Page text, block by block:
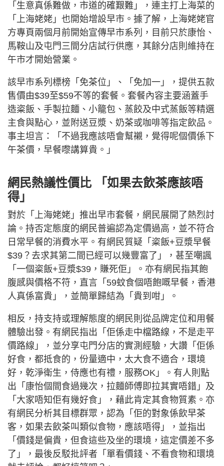
「生意真係難做，市道的確艱難」，連主打上海菜的
「上海姥姥」也開始增設早市。據了解，上海姥姥官
方專頁兩個月前開始宣傳早市系列，目前只於康怡、
馬鞍山及屯門三間分店試行供應，其餘分店則維持在
午市才開始營業。
該早市系列標榜「免茶位」、「免加一」，提供五款
售價由$39至$59不等的套餐。套餐內容主要涵蓋手
造粢飯、手製拉麵、小籠包、蒸餃及中式蒸飯等精選
主食與點心，並附送豆漿、奶茶或咖啡等指定飲品。
事主坦言：「不過我應該唔會幫襯，覺得呢個價係下
午茶價，早餐嚟講算貴。」
網民熱議性價比 「如果去飲茶應該唔
得」
對於「上海姥姥」推出早市套餐，網民展開了熱烈討
論。持否定態度的網民普遍認為定價過高，並不符合
日常早餐的消費水平。有網民質疑「粢飯+豆漿早餐
$39？去求其第二間已經可以幾豐富了」，甚至嘲諷
「一個粢飯+豆漿$39，賺死佢」。亦有網民指其飽
腹感與價格不符，直言「59蚊食個唔飽嘅早餐，香港
人真係富貴」，並簡單歸結為「貴到咁」。
相反，持支持或理解態度的網民則從品牌定位和用餐
體驗出發。有網民指出「佢係走中檔路線，不是走平
價路線」，並分享屯門分店的實測經驗，大讚「佢係
好食，都抵食的，份量適中，太大食不適合，環境
好，乾淨衛生，侍應也有禮，服務OK」。有人則點
出「康怡個間食過幾次，拉麵師傅即拉其實唔錯」及
「大家唔知佢有幾好食」，藉此肯定其食物質素。亦
有網民分析其目標群眾，認為「佢的對象係飲早茶
客，如果去飲茶叫類似食物，應該唔得」，並指出
「價錢是偏貴，但食這些及坐的環境，這定價差不多
了」，最後反駁批評者「單看價錢、不看食物和環境